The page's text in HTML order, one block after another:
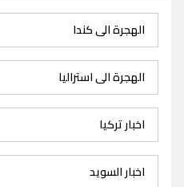
الهجرة الى كندا
الهجرة الى استراليا
اخبار تركيا
اخبار السويد